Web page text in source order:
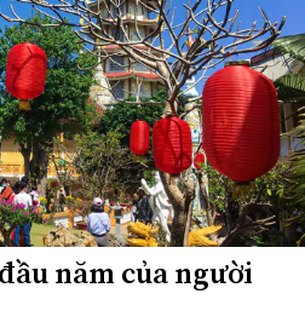
năm của người